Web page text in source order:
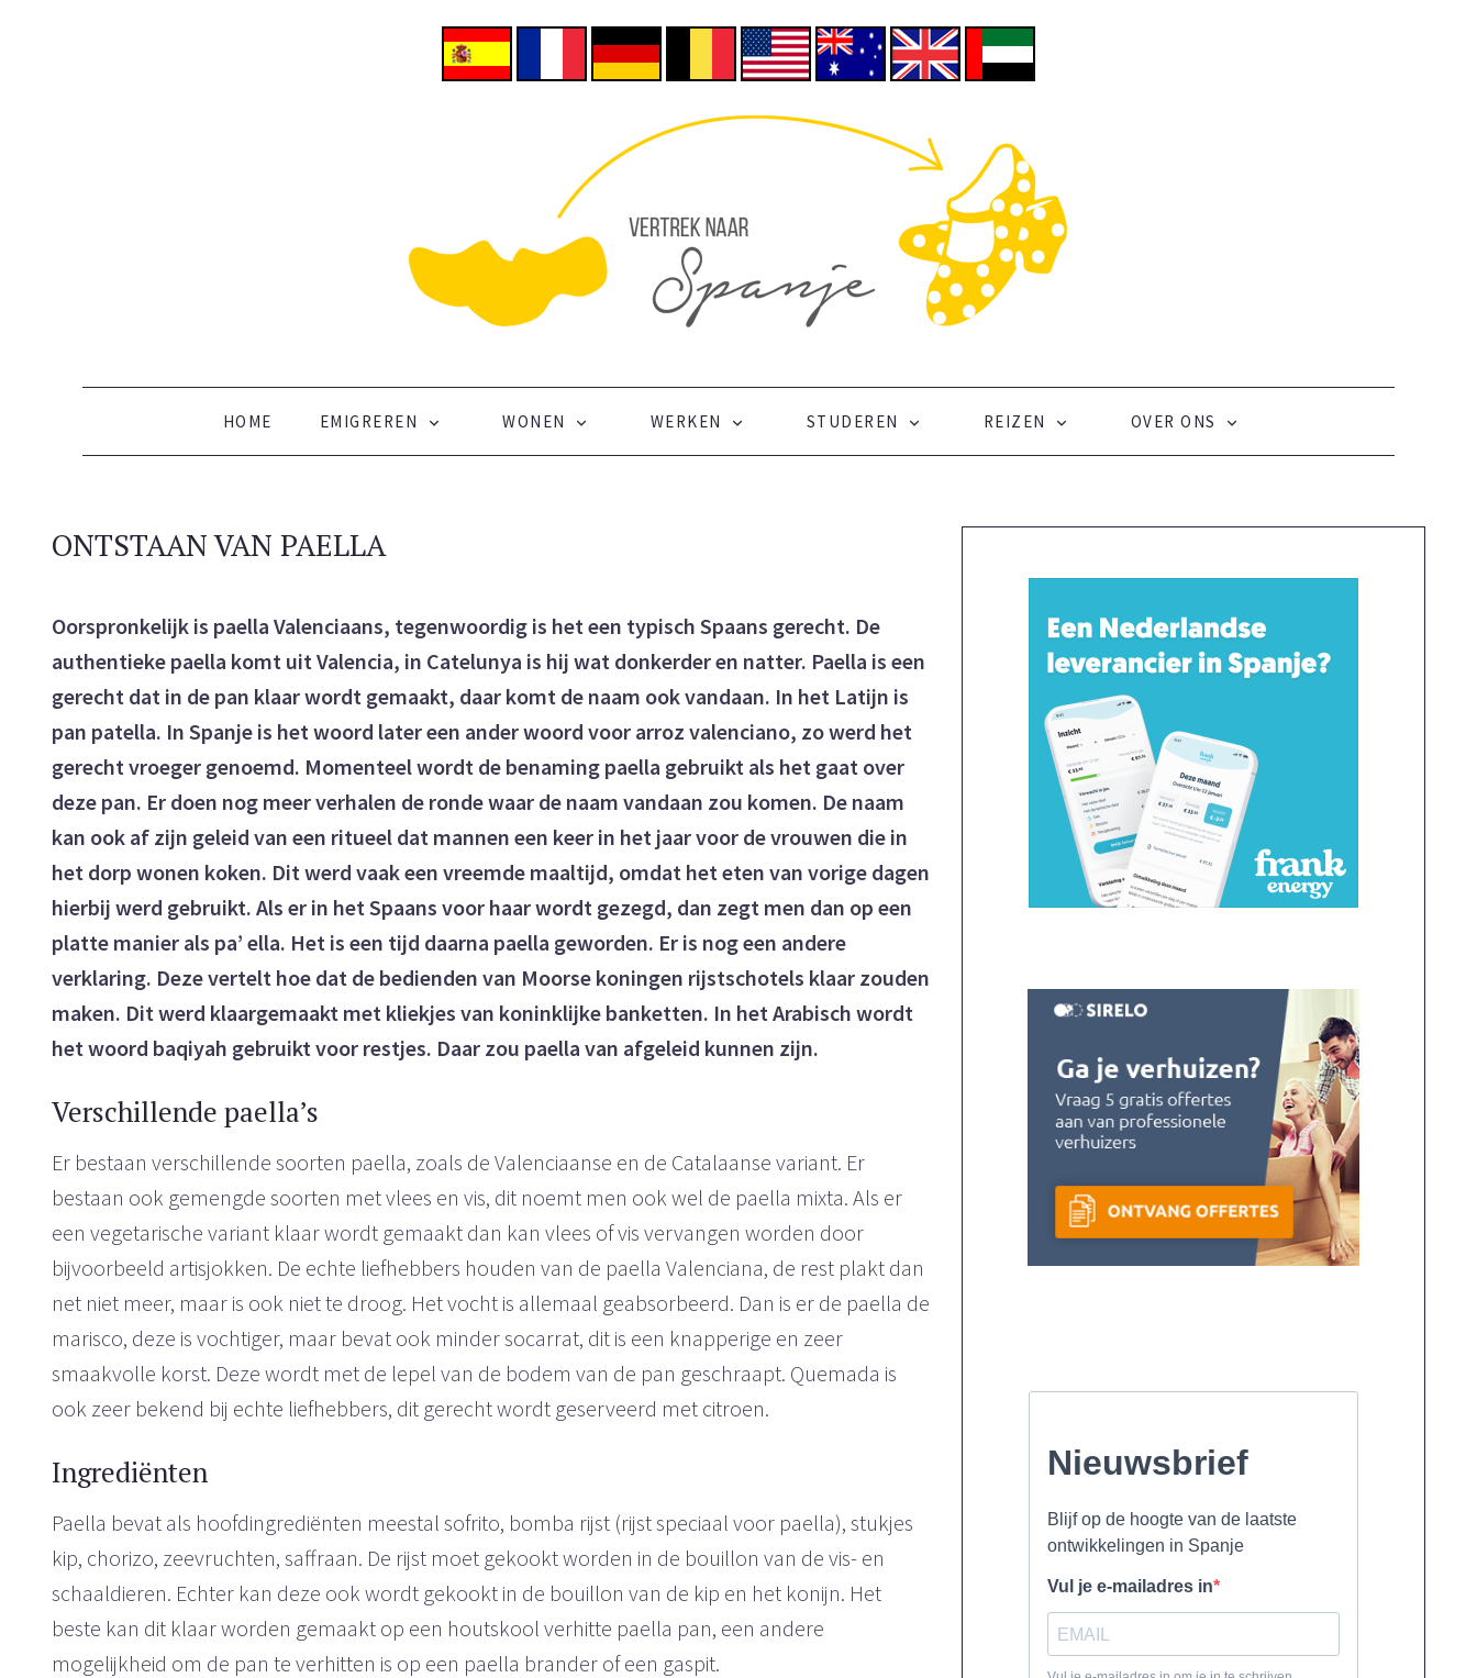
Vertrek naar Spanje
SKIP TO CONTENT
HOME EMIGREREN WONEN WERKEN STUDEREN REIZEN OVER ONS
ONTSTAAN VAN PAELLA
Oorspronkelijk is paella Valenciaans, tegenwoordig is het een typisch Spaans gerecht. De
authentieke paella komt uit Valencia, in Catelunya is hij wat donkerder en natter. Paella is een
gerecht dat in de pan klaar wordt gemaakt, daar komt de naam ook vandaan. In het Latijn is
pan patella. In Spanje is het woord later een ander woord voor arroz valenciano, zo werd het
gerecht vroeger genoemd. Momenteel wordt de benaming paella gebruikt als het gaat over
deze pan. Er doen nog meer verhalen de ronde waar de naam vandaan zou komen. De naam
kan ook af zijn geleid van een ritueel dat mannen een keer in het jaar voor de vrouwen die in
het dorp wonen koken. Dit werd vaak een vreemde maaltijd, omdat het eten van vorige dagen
hierbij werd gebruikt. Als er in het Spaans voor haar wordt gezegd, dan zegt men dan op een
platte manier als pa’ ella. Het is een tijd daarna paella geworden. Er is nog een andere
verklaring. Deze vertelt hoe dat de bedienden van Moorse koningen rijstschotels klaar zouden
maken. Dit werd klaargemaakt met kliekjes van koninklijke banketten. In het Arabisch wordt
het woord baqiyah gebruikt voor restjes. Daar zou paella van afgeleid kunnen zijn.
Verschillende paella’s
Er bestaan verschillende soorten paella, zoals de Valenciaanse en de Catalaanse variant. Er
bestaan ook gemengde soorten met vlees en vis, dit noemt men ook wel de paella mixta. Als er
een vegetarische variant klaar wordt gemaakt dan kan vlees of vis vervangen worden door
bijvoorbeeld artisjokken. De echte liefhebbers houden van de paella Valenciana, de rest plakt dan
net niet meer, maar is ook niet te droog. Het vocht is allemaal geabsorbeerd. Dan is er de paella de
marisco, deze is vochtiger, maar bevat ook minder socarrat, dit is een knapperige en zeer
smaakvolle korst. Deze wordt met de lepel van de bodem van de pan geschraapt. Quemada is
ook zeer bekend bij echte liefhebbers, dit gerecht wordt geserveerd met citroen.
Ingrediënten
Paella bevat als hoofdingrediënten meestal sofrito, bomba rijst (rijst speciaal voor paella), stukjes
kip, chorizo, zeevruchten, saffraan. De rijst moet gekookt worden in de bouillon van de vis- en
schaaldieren. Echter kan deze ook wordt gekookt in de bouillon van de kip en het konijn. Het
beste kan dit klaar worden gemaakt op een houtskool verhitte paella pan, een andere
mogelijkheid om de pan te verhitten is op een paella brander of een gaspit.